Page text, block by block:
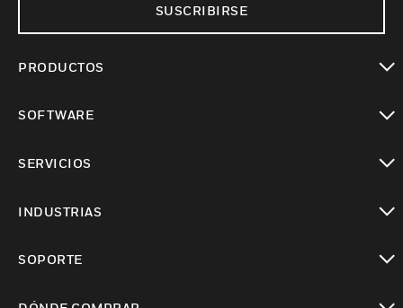
SUSCRIBIRSE
PRODUCTOS
SOFTWARE
SERVICIOS
INDUSTRIAS
SOPORTE